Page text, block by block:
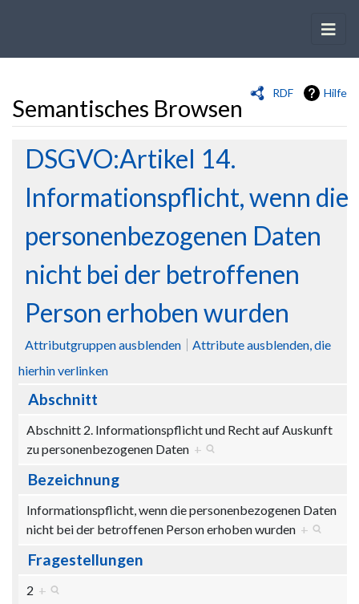
RDF Hilfe
Semantisches Browsen
Wechseln zu: Navigation Suche
DSGVO:Artikel 14.
Informationspflicht, wenn die
personenbezogenen Daten
nicht bei der betroffenen
Person erhoben wurden
Attributgruppen ausblenden
Attribute ausblenden, die
hierhin verlinken
Abschnitt
Abschnitt 2. Informationspflicht und Recht auf Auskunft
zu personenbezogenen Daten +
Bezeichnung
Informationspflicht, wenn die personenbezogenen Daten
nicht bei der betroffenen Person erhoben wurden +
Fragestellungen
2 +